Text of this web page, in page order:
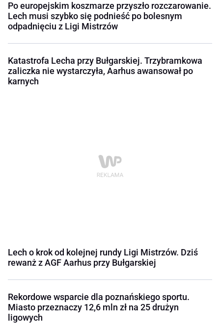
Po europejskim koszmarze przyszło rozczarowanie.
Lech musi szybko się podnieść po bolesnym
odpadnięciu z Ligi Mistrzów
Katastrofa Lecha przy Bułgarskiej. Trzybramkowa
zaliczka nie wystarczyła, Aarhus awansował po
karnych
Lech o krok od kolejnej rundy Ligi Mistrzów. Dziś
rewanż z AGF Aarhus przy Bułgarskiej
Rekordowe wsparcie dla poznańskiego sportu.
Miasto przeznaczy 12,6 mln zł na 25 drużyn
ligowych